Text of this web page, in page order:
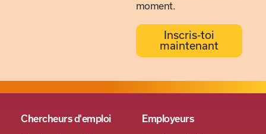
moment.
Inscris-toi
maintenant
Chercheurs d'emploi
Employeurs